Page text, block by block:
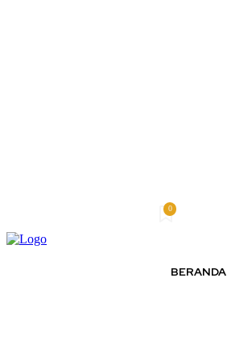
0
BERANDA